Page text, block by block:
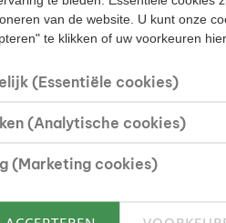
Bekijk ons
van de website. U kunt onze
te klikken of uw voorkeuren
(Essentiële cookies)
(Analytische cookies)
(Marketing cookies)